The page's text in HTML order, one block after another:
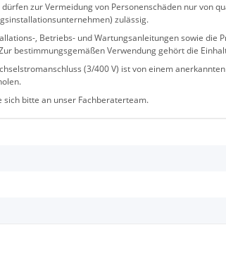
zur Vermeidung von Personenschäden nur
zulässig.
, Betriebs- und Wartungsanleitungen sowie
bestimmungsgemäßen Verwendung gehört die
(3/400 V) ist von einem
sich bitte an unser Fachberaterteam.